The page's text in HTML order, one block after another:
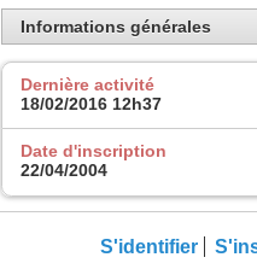
Informations générales
Dernière activité
18/02/2016 12h37
Date d'inscription
22/04/2004
S'identifier